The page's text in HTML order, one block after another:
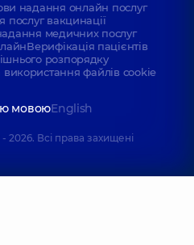
надання онлайн послуг
вакцинації
медичних послуг
Верифікація пацієнтів
розпорядку
використання файлів cookie
мовоюEnglish
Всі права захищені